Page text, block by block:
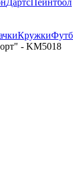
Кружки
- KM5018